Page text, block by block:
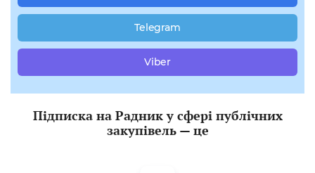
Telegram
Viber
Підписка на Радник у сфері публічних
закупівель — це